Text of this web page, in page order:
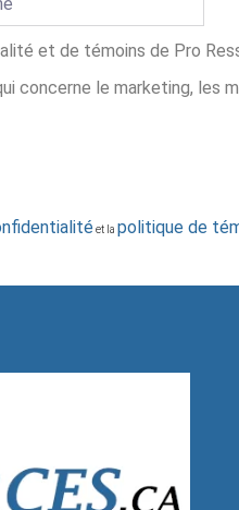
et de témoins de Pro
concerne le marketing, les
et la politique de